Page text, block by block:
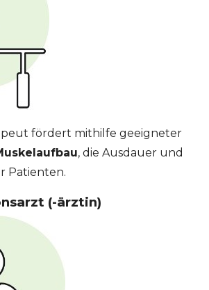
fördert mithilfe geeigneter
, die Ausdauer und
Patienten.
(-ärztin)